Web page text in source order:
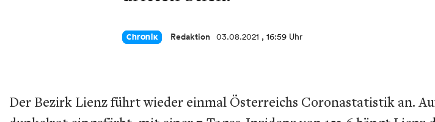
Chronik Redaktion 03.08.2021 , 16:59 Uhr
Der Bezirk Lienz führt wieder einmal Österreichs Coronastatistik an.